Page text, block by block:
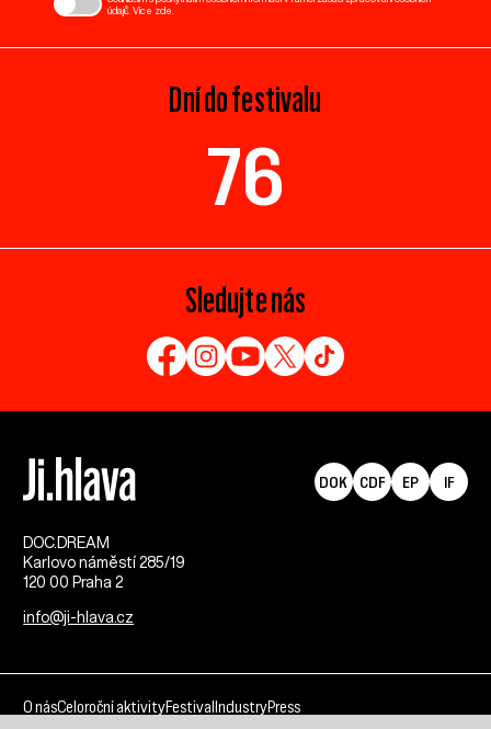
údajů. Více zde
Dní do festivalu
76
Sledujte nás
DOC.DREAM​
Karlovo náměstí 285/19
120 00 Praha 2
info@ji-hlava.cz
DOK CDF EP IF
O násCeloroční aktivityFestival IndustryPress